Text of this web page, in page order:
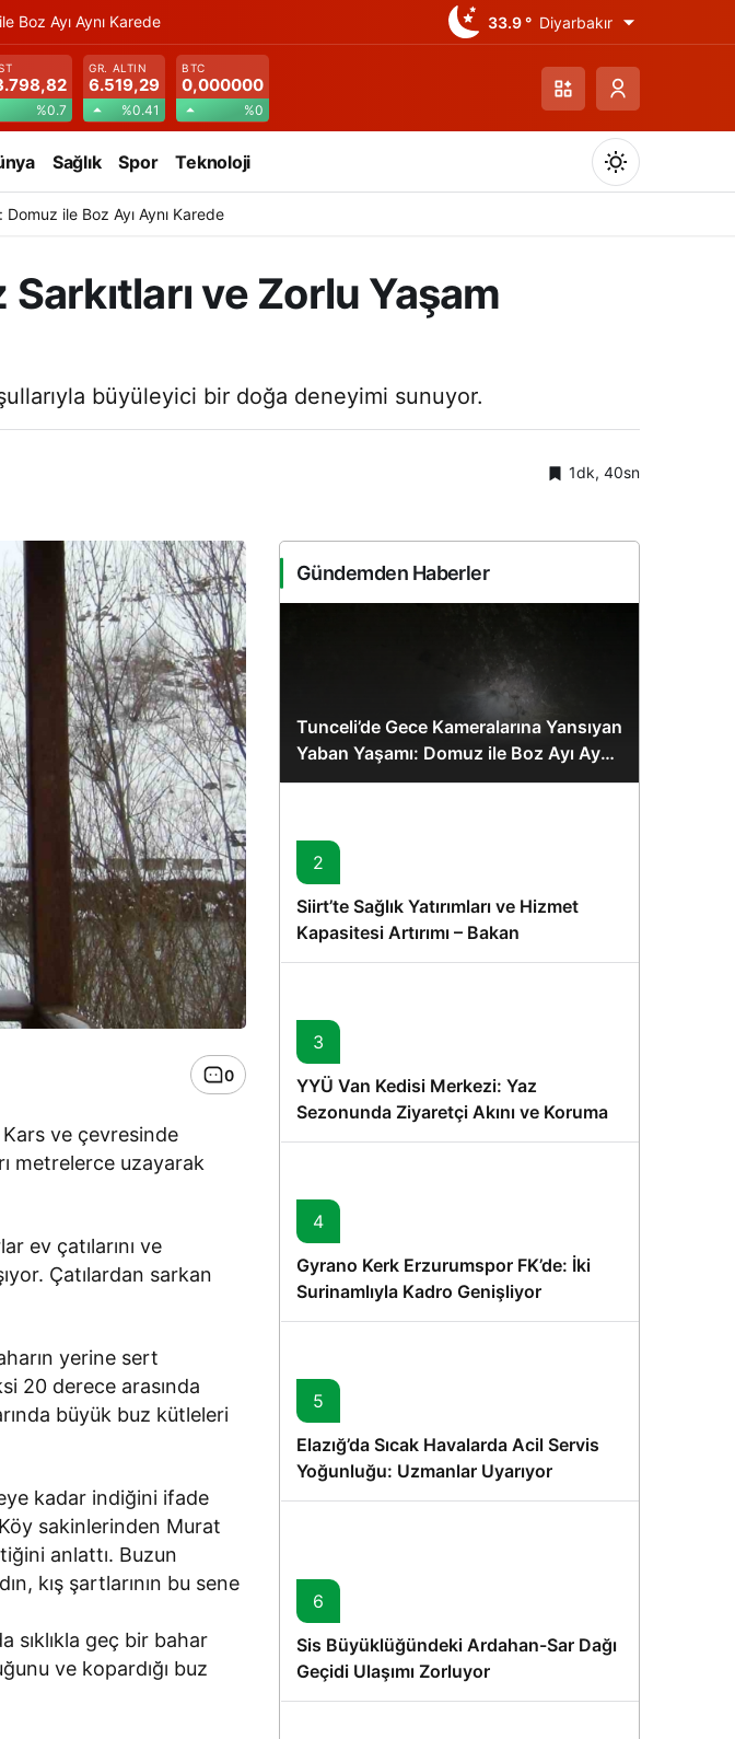
Boz Ayı Aynı Karede 33.9 ° Diyarbakır
%0.7
GR. ALTIN
6.519,29
%0.41
BTC
0,000000
%0
Sağlık Spor Teknoloji
Domuz ile Boz Ayı Aynı Karede
ve Zorlu Yaşam
büyüleyici bir doğa deneyimi sunuyor.
1dk, 40sn
0
Kars ve çevresinde
metrelerce uzayarak
ev çatılarını ve
Çatılardan sarkan
yerine sert
20 derece arasında
büyük buz kütleleri
kadar indiğini ifade
sakinlerinden Murat
anlattı. Buzun
kış şartlarının bu sene
sıklıkla geç bir bahar
ve kopardığı buz
Gündemden Haberler
Tunceli’de Gece Kameralarına Yansıyan
Yaban Yaşamı: Domuz ile Boz Ayı Aynı
Karede
2
Siirt’te Sağlık Yatırımları ve Hizmet
Kapasitesi Artırımı – Bakan
Memişoğlu’nun Ziyareti
3
YYÜ Van Kedisi Merkezi: Yaz
Sezonunda Ziyaretçi Akını ve Koruma
Vurgusu
4
Gyrano Kerk Erzurumspor FK’de: İki
Surinamlıyla Kadro Genişliyor
5
Elazığ’da Sıcak Havalarda Acil Servis
Yoğunluğu: Uzmanlar Uyarıyor
6
Sis Büyüklüğündeki Ardahan-Sar Dağı
Geçidi Ulaşımı Zorluyor